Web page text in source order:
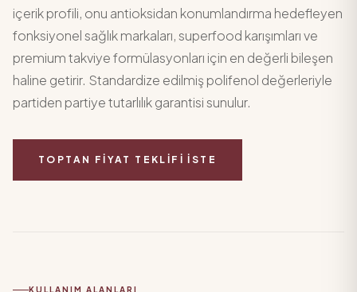
içerik profili, onu antioksidan konumlandırma hedefleyen
fonksiyonel sağlık markaları, superfood karışımları ve
premium takviye formülasyonları için en değerli bileşen
haline getirir. Standardize edilmiş polifenol değerleriyle
partiden partiye tutarlılık garantisi sunulur.
TOPTAN FIYAT TEKLIFI İSTE
KULLANIM ALANLARI